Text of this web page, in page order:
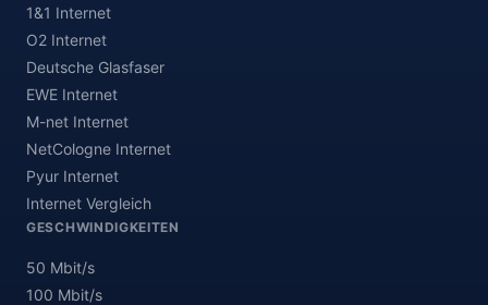
1&1 Internet
O2 Internet
Deutsche Glasfaser
EWE Internet
M-net Internet
NetCologne Internet
Pyur Internet
Internet Vergleich
GESCHWINDIGKEITEN
50 Mbit/s
100 Mbit/s